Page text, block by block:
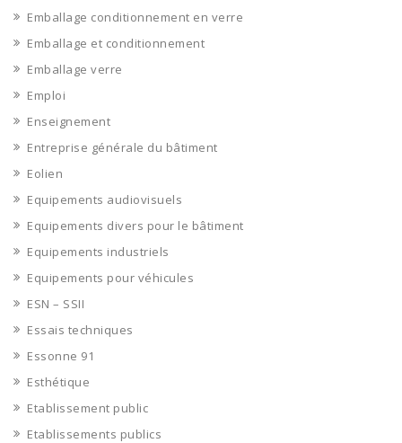
Emballage conditionnement en verre
Emballage et conditionnement
Emballage verre
Emploi
Enseignement
Entreprise générale du bâtiment
Eolien
Equipements audiovisuels
Equipements divers pour le bâtiment
Equipements industriels
Equipements pour véhicules
ESN – SSII
Essais techniques
Essonne 91
Esthétique
Etablissement public
Etablissements publics